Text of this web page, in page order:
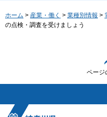
ホーム > 産業・働く > 業種別情報 >
の点検・調査を受けましょう
ページ